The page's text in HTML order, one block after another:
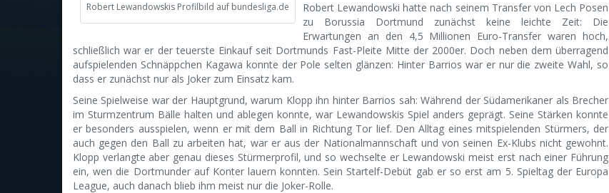
Robert Lewandowskis Profilbild auf bundesliga.de
Robert Lewandowski hatte nach seinem Transfer von Lech Posen
zu Borussia Dortmund zunächst keine leichte Zeit: Die
Erwartungen an den 4,5 Millionen Euro-Transfer waren hoch,
schließlich war er der teuerste Einkauf seit Dortmunds Fast-Pleite Mitte der 2000er. Doch neben dem überragend
aufspielenden Schnäppchen Kagawa konnte der Pole selten glänzen: Hinter Barrios war er nur die zweite Wahl, so
dass er zunächst nur als Joker zum Einsatz kam.
Seine Spielweise war der Hauptgrund, warum Klopp ihn hinter Barrios sah: Während der Südamerikaner als Brecher
im Sturmzentrum Bälle halten und ablegen konnte, war Lewandowskis Spiel anders geprägt. Seine Stärken konnte
er besonders ausspielen, wenn er mit dem Ball in Richtung Tor lief. Den Alltag eines mitspielenden Stürmers, der
auch gegen den Ball zu arbeiten hat, war er aus der Nationalmannschaft und von seinen Ex-Klubs nicht gewohnt.
Klopp verlangte aber genau dieses Stürmerprofil, und so wechselte er Lewandowski meist erst nach einer Führung
ein, wen die Dortmunder auf Konter lauern konnten. Sein Startelf-Debüt gab er so erst am 5. Spieltag der Europa
League, auch danach blieb ihm meist nur die Joker-Rolle.